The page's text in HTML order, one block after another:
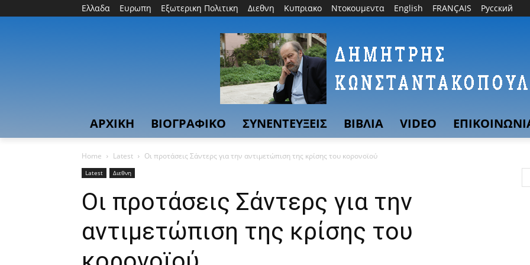
Ελλαδα Ευρωπη Εξωτερικη Πολιτικη Διεθνη Κυπριακο Ντοκουμεντα English FRANÇAIS Русский
ΑΡΧΙΚΗ ΒΙΟΓΡΑΦΙΚΟ ΣΥΝΕΝΤΕΥΞΕΙΣ ΒΙΒΛΙΑ VIDEO
Home Latest Οι προτάσεις Σάντερς για την αντιμετώπιση της κρίσης του κορονοϊού
Latest Διεθνη
Οι προτάσεις Σάντερς για την
αντιμετώπιση της κρίσης του